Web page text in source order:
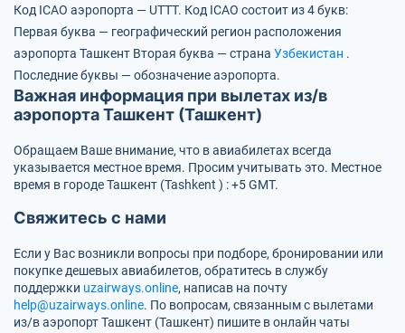
Код ICAO аэропорта — UTTT. Код ICAO состоит из 4 букв:
Первая буква — географический регион расположения
аэропорта Ташкент Вторая буква — страна Узбекистан .
Последние буквы — обозначение аэропорта.
Важная информация при вылетах из/в
аэропорта Ташкент (Ташкент)
Обращаем Ваше внимание, что в авиабилетах всегда
указывается местное время. Просим учитывать это. Местное
время в городе Ташкент (Tashkent ) : +5 GMT.
Свяжитесь с нами
Если у Вас возникли вопросы при подборе, бронировании или
покупке дешевых авиабилетов, обратитесь в службу
поддержки uzairways.online, написав на почту
help@uzairways.online. По вопросам, связанным с вылетами
из/в аэропорт Ташкент (Ташкент) пишите в онлайн чаты